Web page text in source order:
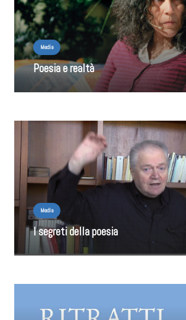
Media
Poesia e realtà
Media
I segreti della poesia